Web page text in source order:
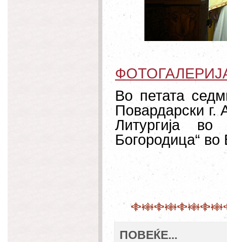
Во петата
Повардарски г.
Литургија
Богородица“ во
ПОВЕЌЕ...